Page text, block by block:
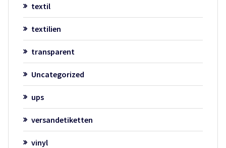
textil
textilien
transparent
Uncategorized
ups
versandetiketten
vinyl